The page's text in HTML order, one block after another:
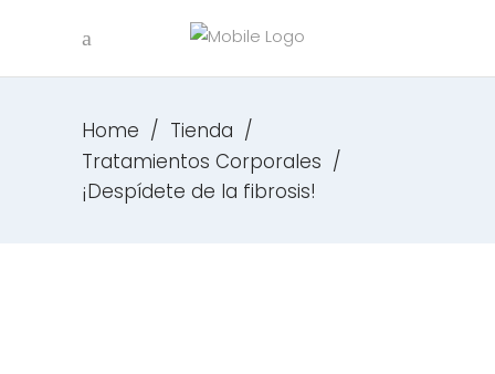
Home / Tienda /
Tratamientos Corporales /
¡Despídete de la fibrosis!